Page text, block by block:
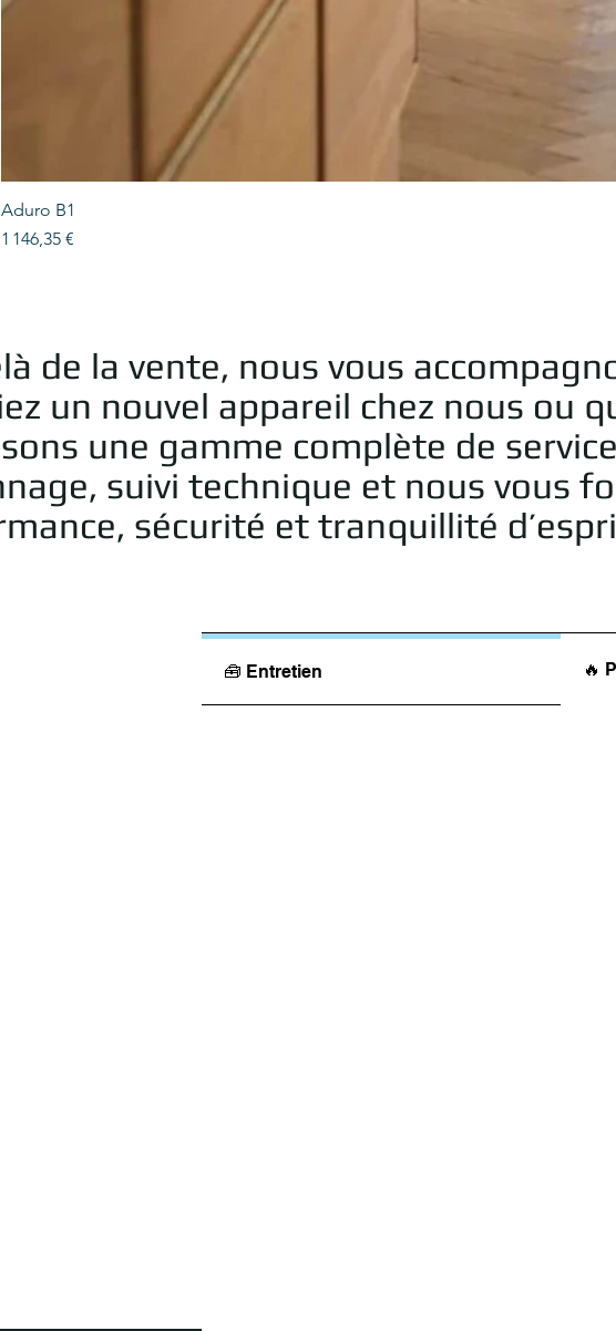
Aduro B1
Prix
1 146,35 €
de la vente, nous vous
un nouvel appareil chez nous ou
une gamme complète de
suivi technique et nous vous
sécurité et tranquillité
🧰 Entretien 🔥